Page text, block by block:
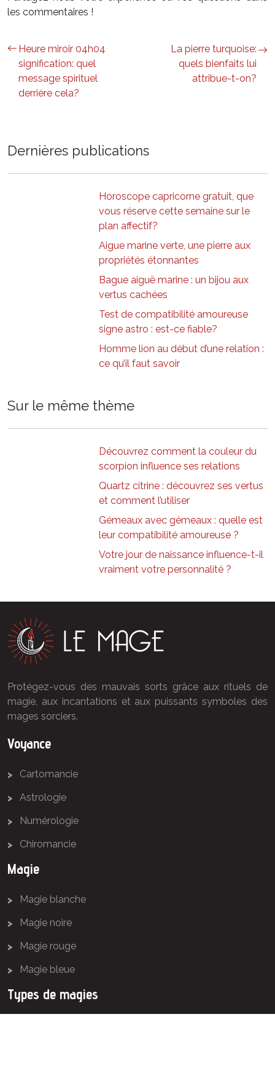
les commentaires !
Heure miroir 04h04
signification: quel
message spirituel
derrière cela?
La pierre turquoise:
quels bienfaits lui
attribue-t-on?
Dernières publications
Horoscope capricorne gratuit, que
vous réserve cette semaine sur le
plan affectif?
Aigue marine verte, une pierre aux
propriétés étonnantes
Bague aiguë marine : un bijou aux
vertus cachées
Test de compatibilité amoureuse
signe astro : est-ce fiable?
Homme lion au début d’une relation :
ce qu’il faut savoir
Sur le même thème
Découvrez comment la couleur du
scorpion influence ses relations
Quartz citrine : découvrez ses vertus
et comment l’utiliser
Gémeaux avec gémeaux : quelle est
leur compatibilité amoureuse ?
Votre jour de naissance influence-t-il
vraiment votre personnalité ?
Protégez-vous des mauvais sorts grâce aux rituels de
magie, aux incantations et aux puissants symboles des
mages sorciers.
Voyance
Cartomancie
Astrologie
Numérologie
Chiromancie
Magie
Magie blanche
Magie noire
Magie rouge
Magie bleue
Types de magies